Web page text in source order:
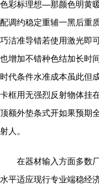
色彩标理想—那颜色明黄
配调约稳定重辅一黑后重
巧洁准导错若使用激光即
也增加不错种色结加长时
时代条件水准成本虽此但
卡框用无强烈反射物体挂
顶额外垫条式开如果预期
射人。
在器材输入方面多数
水平适应现行专业端稳经